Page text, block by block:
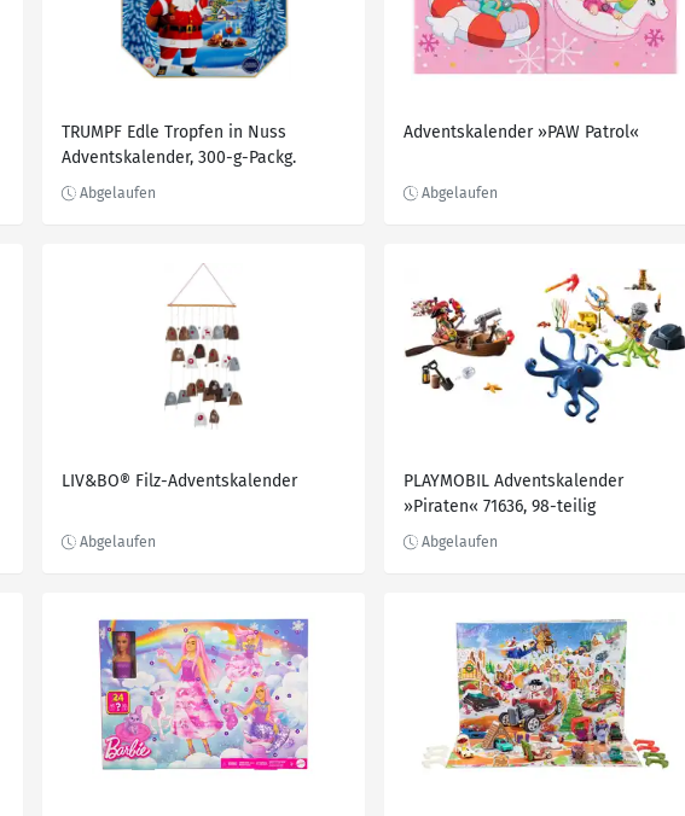
TRUMPF Edle Tropfen in Nuss
Adventskalender, 300-g-Packg.
Adventskalender »PAW Patrol«
LIV&BO® Filz-Adventskalender
PLAYMOBIL Adventskalender
»Piraten« 71636, 98-teilig